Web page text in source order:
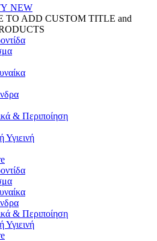
NEW
TO ADD CUSTOM TITLE and
& Περιποίηση
Υγιεινή
& Περιποίηση
Υγιεινή